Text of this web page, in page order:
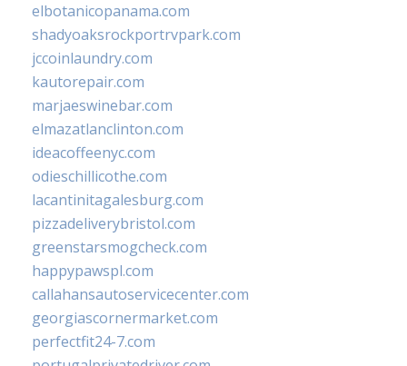
elbotanicopanama.com
shadyoaksrockportrvpark.com
jccoinlaundry.com
kautorepair.com
marjaeswinebar.com
elmazatlanclinton.com
ideacoffeenyc.com
odieschillicothe.com
lacantinitagalesburg.com
pizzadeliverybristol.com
greenstarsmogcheck.com
happypawspl.com
callahansautoservicecenter.com
georgiascornermarket.com
perfectfit24-7.com